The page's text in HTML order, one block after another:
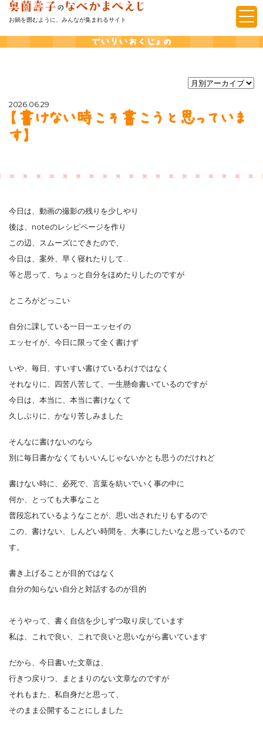
お鍋を囲むように、みんなが集まれるサイト
でいりいおくじょの
2026.06.29
【書けない時こそ書こうと思っていま
す】
今日は、動画の撮影の残りを少しやり
後は、noteのレシピページを作り
この辺、スムーズにできたので、
今日は、案外、早く寝れたりして…
等と思って、ちょっと自分をほめたりしたのですが
ところがどっこい
自分に課している一日一エッセイの
エッセイが、今日に限って全く書けず
いや、毎日、すいすい書けているわけではなく
それなりに、四苦八苦して、一生懸命書いているのですが
今日は、本当に、本当に書けなくて
久しぶりに、かなり苦しみました
そんなに書けないのなら
別に毎日書かなくてもいいんじゃないかとも思うのだけれど
書けない時に、必死で、言葉を紡いでいく事の中に
何か、とっても大事なこと
普段忘れているようなことが、思い出されたりもするので
この、書けない、しんどい時間を、大事にしたいなと思っているので
す。
書き上げることが目的ではなく
自分の知らない自分と対話するのが目的
そうやって、書く自信を少しずつ取り戻しています
私は、これで良い、これで良いと思いながら書いています
だから、今日書いた文章は、
行きつ戻りつ、まとまりのない文章なのですが
それもまた、私自身だと思って、
そのまま公開することにしました